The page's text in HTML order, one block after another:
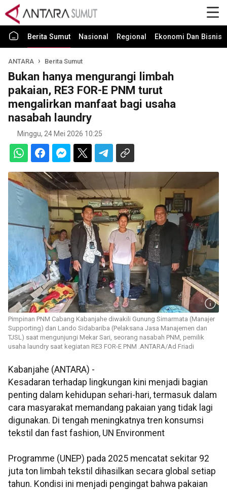
Berita Sumut Nasional Regional Ekonomi Dan Bisnis
ANTARA Berita Sumut
Bukan hanya mengurangi limbah
pakaian, RE3 FOR-E PNM turut
mengalirkan manfaat bagi usaha
nasabah laundry
Minggu, 24 Mei 2026 10:25
Pimpinan PNM Cabang Kabanjahe diwakili Gunung Simarmata (Manajer
Supporting) dan Lando Sidabariba (Pelaksana Jasa Manajemen dan
TJSL) saat mengunjungi Mekar Sari, seorang nasabah PNM, pemilik
usaha laundry saat kegiatan RE3 FOR-E PNM .ANTARA/Ad Friadi
Kabanjahe (ANTARA) -
Kesadaran terhadap lingkungan kini menjadi bagian
penting dalam kehidupan sehari-hari, termasuk dalam
cara masyarakat memandang pakaian yang tidak lagi
digunakan. Di tengah meningkatnya tren konsumsi
tekstil dan fast fashion, UN Environment
Programme (UNEP) pada 2025 mencatat sekitar 92
juta ton limbah tekstil dihasilkan secara global setiap
tahun. Kondisi ini menjadi pengingat bahwa pakaian